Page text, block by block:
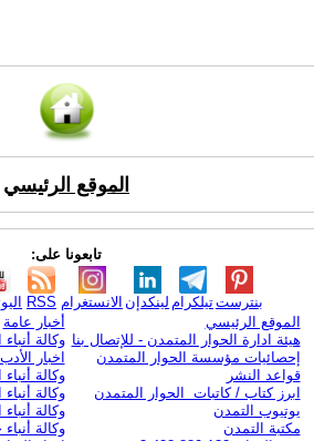
الموقع الرئيسي
تابعونا على:
RSS الانستغرام لينكدإن تيلكرامبنترست
الموقع الرئيسي
هيئة ادارة الحوار المتمدن - للإتصال بنا
إحصائيات مؤسسة الحوار المتمدن
قواعد النشر
ابرز كتاب / كاتبات الحوار المتمدن
يوتيوب التمدن
مكتبة التمدن
أخبار عامة
وكالة أنباء
اخبار
وكالة أنباء
وكالة أنباء
وكالة
وكالة